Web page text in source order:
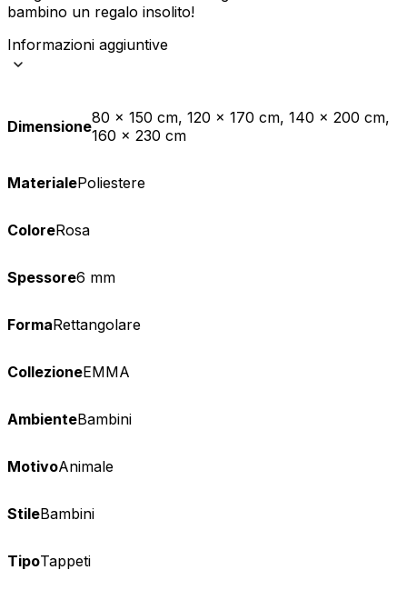
bambino un regalo insolito!
Informazioni aggiuntive
Dimensione80 x 150 cm, 120 x 170 cm, 140 x 200 cm,
160 x 230 cm
MaterialePoliestere
ColoreRosa
Spessore6 mm
FormaRettangolare
CollezioneEMMA
AmbienteBambini
MotivoAnimale
StileBambini
TipoTappeti